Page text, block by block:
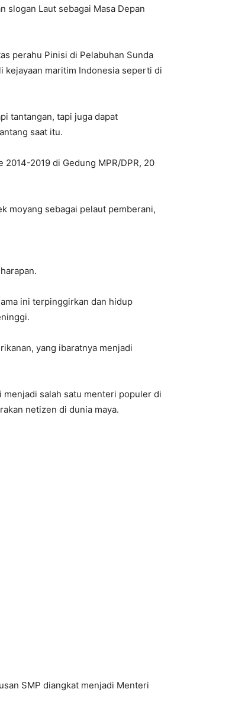
slogan Laut sebagai Masa Depan
perahu Pinisi di Pelabuhan Sunda
kejayaan maritim Indonesia seperti di
tantangan, tapi juga dapat
saat itu.
2019 di Gedung MPR/DPR, 20
moyang sebagai pelaut pemberani,
ini terpinggirkan dan hidup
yang ibaratnya menjadi
salah satu menteri populer di
netizen di dunia maya.
SMP diangkat menjadi Menteri